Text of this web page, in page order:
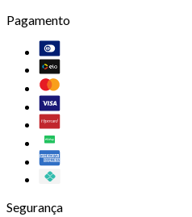
Pagamento
Segurança